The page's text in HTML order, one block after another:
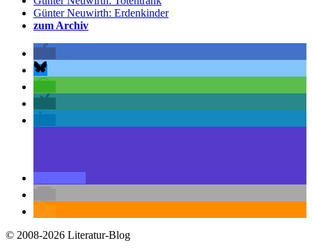
Günter Neuwirth: Erdenkinder
zum Archiv
© 2008-2026 Literatur-Blog